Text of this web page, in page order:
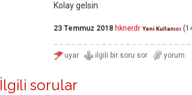
Kolay gelsin
23 Temmuz 2018 hknerdr Yeni Kullanıcı (
İlgili sorular